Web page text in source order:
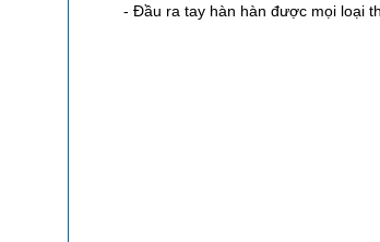
- Đầu ra tay hàn hàn được mọi loại